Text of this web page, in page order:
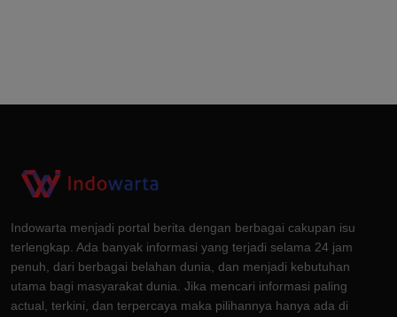
Indowarta menjadi portal berita dengan berbagai cakupan isu
terlengkap. Ada banyak informasi yang terjadi selama 24 jam
penuh, dari berbagai belahan dunia, dan menjadi kebutuhan
utama bagi masyarakat dunia. Jika mencari informasi paling
actual, terkini, dan terpercaya maka pilihannya hanya ada di